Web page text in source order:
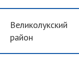
Великолукский
район